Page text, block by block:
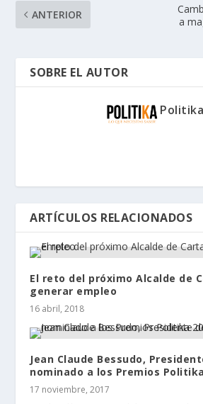
ANTERIOR
a
SOBRE EL AUTOR
ARTÍCULOS RELACIONADOS
El reto del próximo Alcalde de
generar empleo
16 abril, 2018
Jean Claude Bessudo,
nominado a los Premios
17 noviembre, 2017